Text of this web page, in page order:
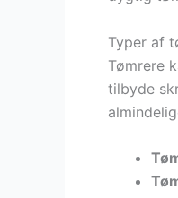
Typer af
Tømrere
tilbyde